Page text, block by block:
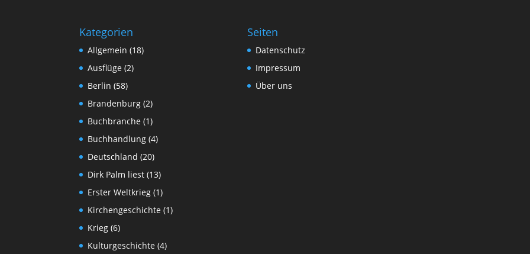
Kategorien
Allgemein (18)
Ausflüge (2)
Berlin (58)
Brandenburg (2)
Buchbranche (1)
Buchhandlung (4)
Deutschland (20)
Dirk Palm liest (13)
Erster Weltkrieg (1)
Kirchengeschichte (1)
Krieg (6)
Kulturgeschichte (4)
Seiten
Datenschutz
Impressum
Über uns